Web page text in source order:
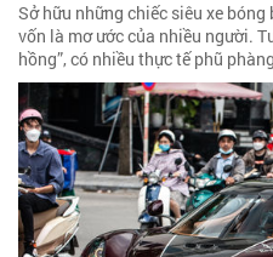
Sở hữu những chiếc siêu xe
vốn là mơ ước của nhiều người.
hồng”, có nhiều thực tế phũ